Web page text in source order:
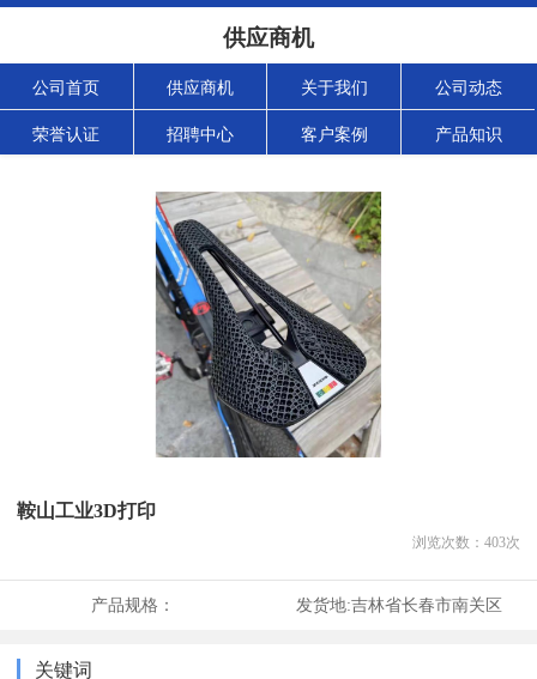
供应商机
公司首页 供应商机 关于我们 公司动态
荣誉认证 招聘中心 客户案例 产品知识
鞍山工业3D打印
浏览次数： 403次
产品规格： 发货地:吉林省长春市南关区
关键词